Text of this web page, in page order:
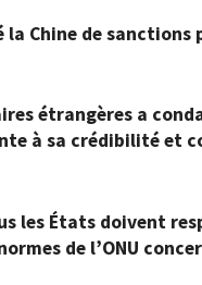
la Chine de
étrangères a
à sa crédibilité et
les États doivent
de l’ONU